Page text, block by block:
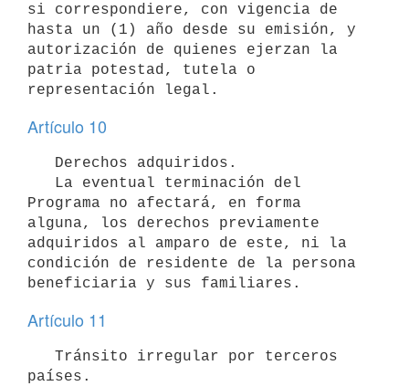
si correspondiere, con vigencia de
hasta un (1) año desde su emisión, y
autorización de quienes ejerzan la
patria potestad, tutela o
Artículo 10
Programa no afectará, en forma
alguna, los derechos previamente
adquiridos al amparo de este, ni la
condición de residente de la persona
Artículo 11
países.